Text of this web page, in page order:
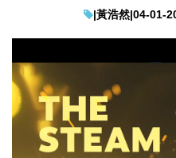
教學評測
EduTech
IT Times
生成式AI與雲端應用
|黃浩然|04-01-